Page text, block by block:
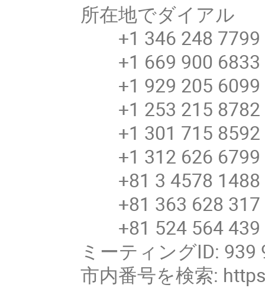
所在地でダイアル
+1 346 248 7799
+1 669 900 6833
+1 929 205 6099
+1 253 215 8782
+1 301 715 8592
+1 312 626 6799
+81 3 4578 1488
+81 363 628 317
+81 524 564 439
ミーティングID: 939
市内番号を検索: